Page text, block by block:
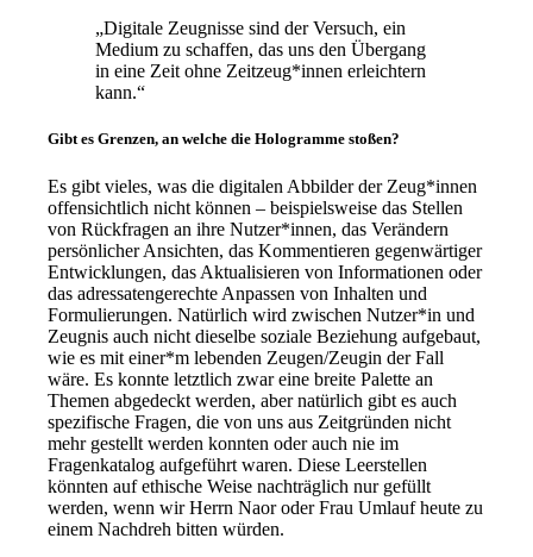
„Digitale Zeugnisse sind der Versuch, ein
Medium zu schaffen, das uns den Übergang
in eine Zeit ohne Zeitzeug*innen erleichtern
kann.“
Gibt es Grenzen, an welche die Hologramme stoßen?
Es gibt vieles, was die digitalen Abbilder der Zeug*innen
offensichtlich nicht können – beispielsweise das Stellen
von Rückfragen an ihre Nutzer*innen, das Verändern
persönlicher Ansichten, das Kommentieren gegenwärtiger
Entwicklungen, das Aktualisieren von Informationen oder
das adressatengerechte Anpassen von Inhalten und
Formulierungen. Natürlich wird zwischen Nutzer*in und
Zeugnis auch nicht dieselbe soziale Beziehung aufgebaut,
wie es mit einer*m lebenden Zeugen/Zeugin der Fall
wäre.Es konnte letztlich zwar eine breite Palette an
Themen abgedeckt werden, aber natürlich gibt es auch
spezifische Fragen, die von uns aus Zeitgründen nicht
mehr gestellt werden konnten oder auch nie im
Fragenkatalog aufgeführt waren. Diese Leerstellen
könnten auf ethische Weise nachträglich nur gefüllt
werden, wenn wir Herrn Naor oder Frau Umlauf heute zu
einem Nachdreh bitten würden.